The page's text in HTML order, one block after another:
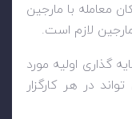
معامله با مارجین
لازم است.
گذاری اولیه مورد
در هر کارگزار